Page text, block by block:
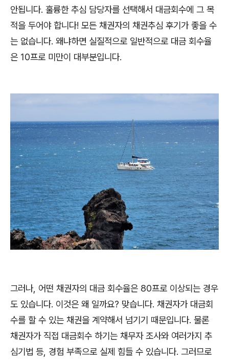
안됩니다. 훌륭한 추심 담당자를 선택해서 대금회수에 그 목
적을 두어야 합니다! 모든 채권자의 채권추심 후기가 좋을 수
는 없습니다. 왜냐하면 실질적으로 일반적으로 대금 회수율
은 10프로 미만이 대부분입니다.
그러나, 어떤 채권자의 대금 회수율은 80프로 이상되는 경우
도 있습니다. 이것은 왜 일까요? 맞습니다. 채권자가 대금회
수를 할 수 있는 채권을 계약해서 넘기기 때문입니다. 물론
채권자가 직접 대금회수 하기는 채무자 조사와 여러가지 추
심기법 등, 경험 부족으로 실제 힘들 수 있습니다. 그러므로